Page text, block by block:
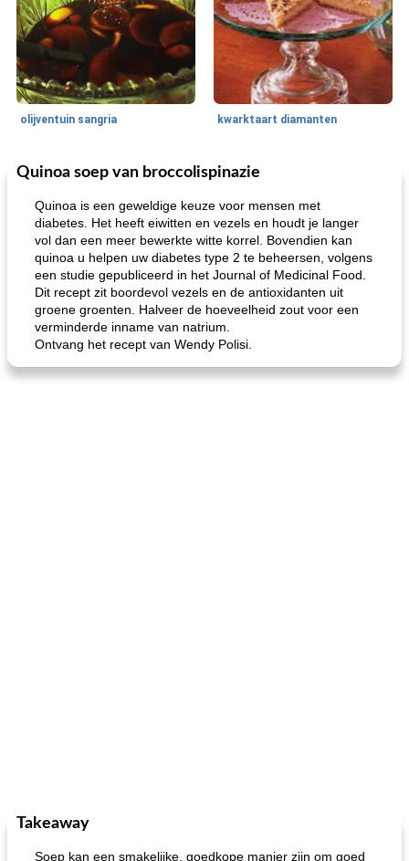
olijventuin sangria kwarktaart diamanten
65min
Feestdagen en evenementen
de jamcake van Georgië tennessee
One Dish Meal
blauwe kaasperen kip
Quinoa soep van broccolispinazie
Quinoa is een geweldige keuze voor mensen met
diabetes. Het heeft eiwitten en vezels en houdt je langer
vol dan een meer bewerkte witte korrel. Bovendien kan
quinoa u helpen uw diabetes type 2 te beheersen, volgens
een studie gepubliceerd in het Journal of Medicinal Food.
Dit recept zit boordevol vezels en de antioxidanten uit
groene groenten. Halveer de hoeveelheid zout voor een
verminderde inname van natrium.
Ontvang het recept van Wendy Polisi.
Takeaway
Soep kan een smakelijke, goedkope manier zijn om goed